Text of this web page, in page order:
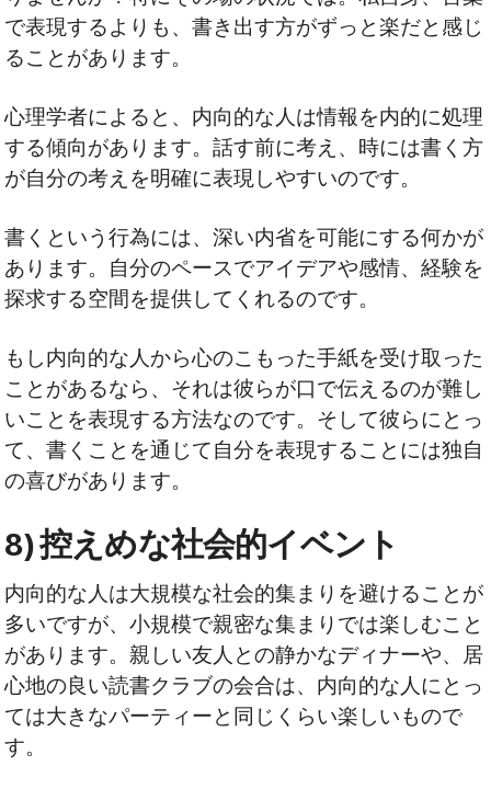
で表現するよりも、書き出す方がずっと楽だと感じ
ることがあります。
心理学者によると、内向的な人は情報を内的に処理
する傾向があります。話す前に考え、時には書く方
が自分の考えを明確に表現しやすいのです。
書くという行為には、深い内省を可能にする何かが
あります。自分のペースでアイデアや感情、経験を
探求する空間を提供してくれるのです。
もし内向的な人から心のこもった手紙を受け取った
ことがあるなら、それは彼らが口で伝えるのが難し
いことを表現する方法なのです。そして彼らにとっ
て、書くことを通じて自分を表現することには独自
の喜びがあります。
8) 控えめな社会的イベント
内向的な人は大規模な社会的集まりを避けることが
多いですが、小規模で親密な集まりでは楽しむこと
があります。親しい友人との静かなディナーや、居
心地の良い読書クラブの会合は、内向的な人にとっ
ては大きなパーティーと同じくらい楽しいもので
す。